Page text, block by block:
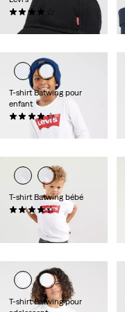
25,00 €
T-shirt Batwing pour
enfant
(10)
25,00 €
T-shirt Batwing bébé
(28)
14,00 €
T-shirt Batwing pour